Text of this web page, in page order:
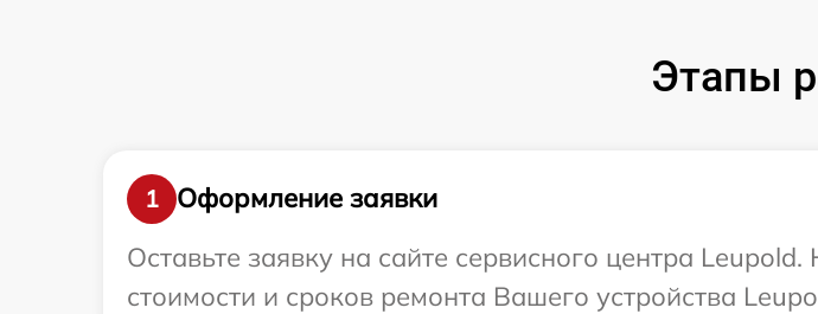
Этапы
1
Оформление заявки
Оставьте заявку на сайте сервисного центра
стоимости и сроков ремонта Вашего устройства